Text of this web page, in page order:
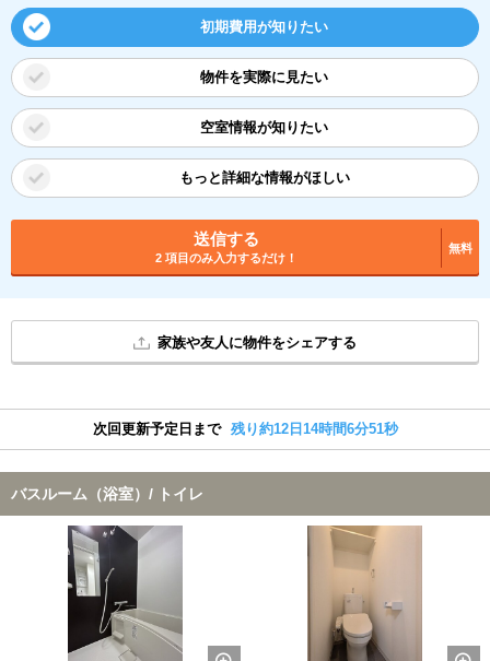
初期費用が知りたい
物件を実際に見たい
空室情報が知りたい
もっと詳細な情報がほしい
送信する
2 項目のみ入力するだけ！
無料
家族や友人に物件をシェアする
次回更新予定日まで 残り約12日14時間6分51秒
バスルーム（浴室）/ トイレ